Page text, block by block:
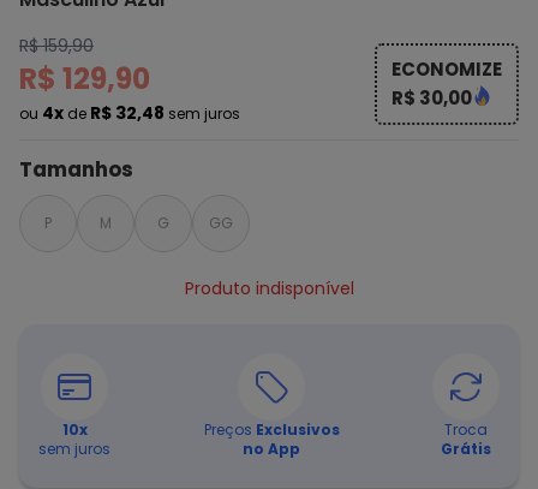
R$ 159,90
R$ 129,90
ou 4x de R$ 32,48 sem juros
ECONOMIZE
R$ 30,00
Tamanhos
P M G GG
Produto indisponível
10x
sem juros
Preços Exclusivos
no App
Troca
Grátis